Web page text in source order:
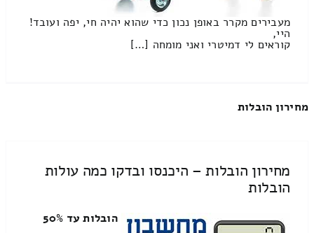
מעבירים מקרר באופן נכון כדי שהוא יהיה חי, יפה ועובד!
היי,
קוראים לי דמיטרי ואני מומחה […]
מחירון הובלות
מחירון הובלות – היכנסו ובדקו כמה עולות
הובלות
הובלות עד 50%